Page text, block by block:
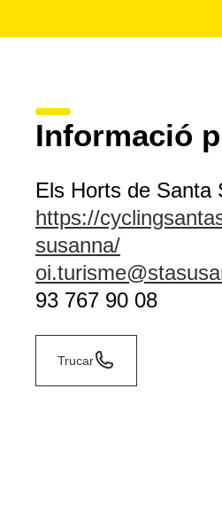
Informació
Els Horts de Santa
https://
susanna/
93 767 90 08
Trucar